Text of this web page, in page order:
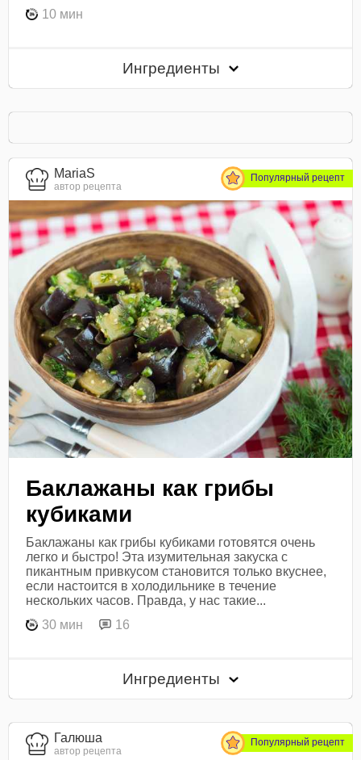
10 мин
Ингредиенты
MariaS
автор рецепта
Популярный рецепт
Баклажаны как грибы
кубиками
Баклажаны как грибы кубиками готовятся очень
легко и быстро! Эта изумительная закуска с
пикантным привкусом становится только вкуснее,
если настоится в холодильнике в течение
нескольких часов. Правда, у нас такие...
30 мин
16
Ингредиенты
Галюша
автор рецепта
Популярный рецепт